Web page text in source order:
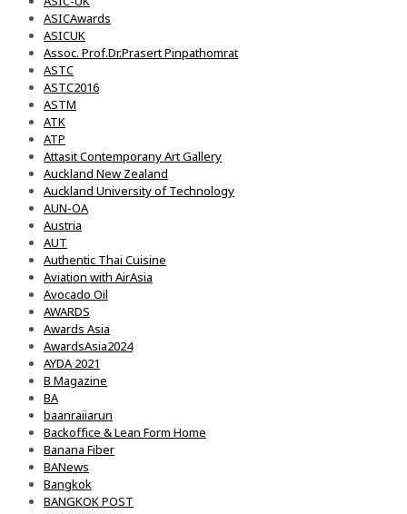
ASICAwards
ASICUK
Assoc. Prof.Dr.Prasert Pinpathomrat
ASTC
ASTC2016
ASTM
ATK
ATP
Attasit Contemporany Art Gallery
Auckland New Zealand
Auckland University of Technology
AUN-OA
Austria
AUT
Authentic Thai Cuisine
Aviation with AirAsia
Avocado Oil
AWARDS
Awards Asia
AwardsAsia2024
AYDA 2021
B Magazine
BA
baanraiiarun
Backoffice & Lean Form Home
Banana Fiber
BANews
Bangkok
BANGKOK POST